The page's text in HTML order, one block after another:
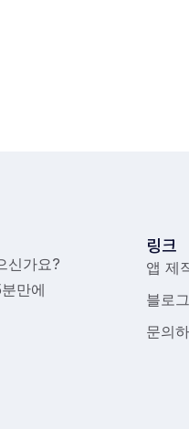
신가요?
만에
링크
앱 제
블로그
문의